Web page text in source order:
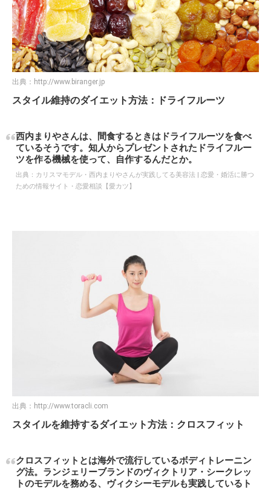
出典： http://www.biranger.jp
スタイル維持のダイエット方法：ドライフルーツ
西内まりやさんは、間食するときはドライフルーツを食べ
ているそうです。知人からプレゼントされたドライフルー
ツを作る機械を使って、自作するんだとか。
出典： カリスマモデル・西内まりやさんが実践してる美容法 | 恋愛・婚活に勝つ
ための情報サイト・恋愛相談【愛カツ】
出典： http://www.toracli.com
スタイルを維持するダイエット方法：クロスフィット
クロスフィットとは海外で流行しているボディトレーニン
グ法。ランジェリーブランドのヴィクトリア・シークレッ
トのモデルを務める、ヴィクシーモデルも実践しているト